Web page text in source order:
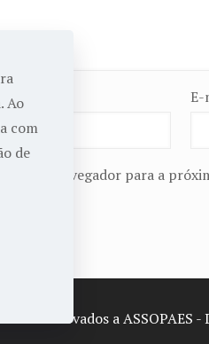
E-
neste navegador para a
Reservados a ASSOPAES
Ao
com
de